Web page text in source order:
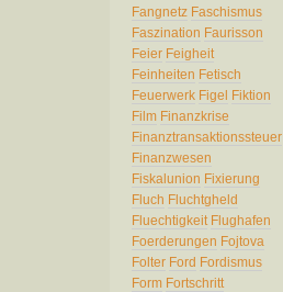
Fangnetz Faschismus
Faszination Faurisson
Feier Feigheit
Feinheiten Fetisch
Feuerwerk Figel Fiktion
Film Finanzkrise
Finanztransaktionssteuer
Finanzwesen
Fiskalunion Fixierung
Fluch Fluchtgheld
Fluechtigkeit Flughafen
Foerderungen Fojtova
Folter Ford Fordismus
Form Fortschritt